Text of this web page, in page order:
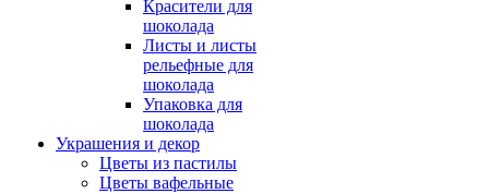
Красители для
шоколада
Листы и листы
рельефные для
шоколада
Упаковка для
шоколада
Украшения и декор
Цветы из пастилы
Цветы вафельные